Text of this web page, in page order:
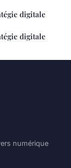
digitale
digitale
numérique